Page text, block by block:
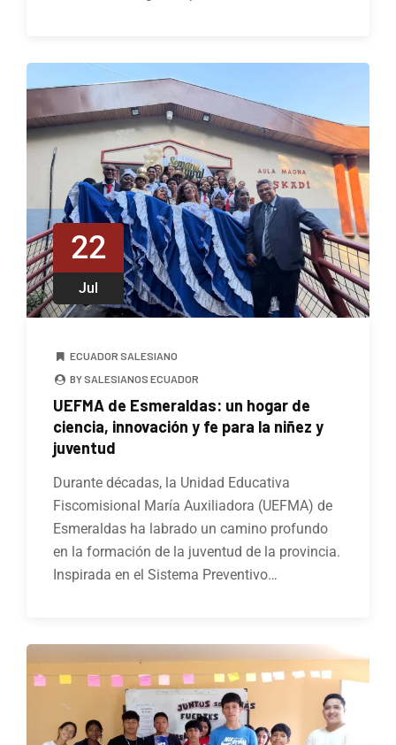
22
Jul
ECUADOR SALESIANO
BY SALESIANOS ECUADOR
UEFMA de Esmeraldas: un hogar de
ciencia, innovación y fe para la niñez y
juventud
Durante décadas, la Unidad Educativa
Fiscomisional María Auxiliadora (UEFMA) de
Esmeraldas ha labrado un camino profundo
en la formación de la juventud de la provincia.
Inspirada en el Sistema Preventivo…